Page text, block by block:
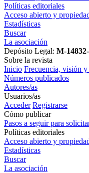
Políticas editoriales
Acceso abierto y
Estadísticas
Buscar
La asociación
Depósito Legal: M-
Sobre la revista
Inicio Frecuencia, visión y
Números publicados
Autores/as
Usuarios/as
Acceder Registrarse
Cómo publicar
Pasos a seguir para
Políticas editoriales
Acceso abierto y
Estadísticas
Buscar
La asociación